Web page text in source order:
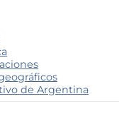
de Argentina